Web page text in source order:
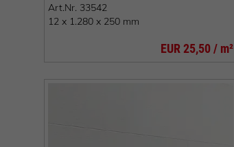
Art.Nr. 33542
12 x 1.280 x 250 mm
EUR 25,50 / m²